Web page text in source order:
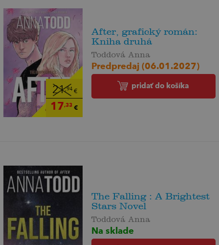
21,94€
17,33€
After, grafický román:
Kniha druhá
Toddová Anna
Predpredaj (06.01.2027)
pridať do košíka
The Falling : A Brightest
Stars Novel
Toddová Anna
Na sklade